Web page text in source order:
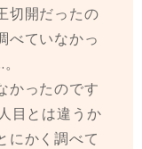
切開だったの
べていなかっ
かったのです
目とは違うか
にかく調べて